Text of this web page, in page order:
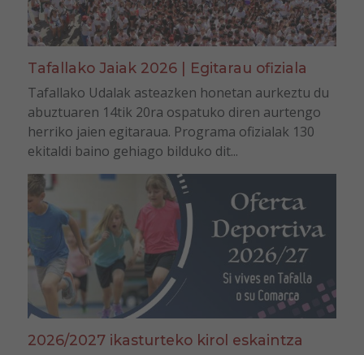
Tafallako Jaiak 2026 | Egitarau ofiziala
Tafallako Udalak asteazken honetan aurkeztu du
abuztuaren 14tik 20ra ospatuko diren aurtengo
herriko jaien egitaraua. Programa ofizialak 130
ekitaldi baino gehiago bilduko dit...
2026/2027 ikasturteko kirol eskaintza